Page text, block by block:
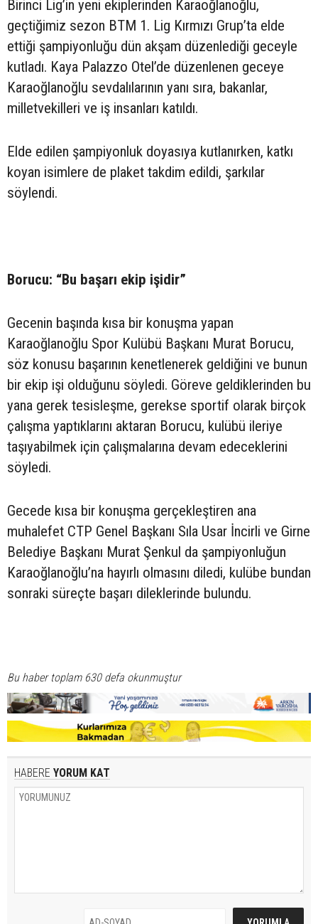
Birinci Lig’in yeni ekiplerinden Karaoğlanoğlu,
geçtiğimiz sezon BTM 1. Lig Kırmızı Grup’ta elde
ettiği şampiyonluğu dün akşam düzenlediği geceyle
kutladı. Kaya Palazzo Otel’de düzenlenen geceye
Karaoğlanoğlu sevdalılarının yanı sıra, bakanlar,
milletvekilleri ve iş insanları katıldı.
Elde edilen şampiyonluk doyasıya kutlanırken, katkı
koyan isimlere de plaket takdim edildi, şarkılar
söylendi.
Borucu: “Bu başarı ekip işidir”
Gecenin başında kısa bir konuşma yapan
Karaoğlanoğlu Spor Kulübü Başkanı Murat Borucu,
söz konusu başarının kenetlenerek geldiğini ve bunun
bir ekip işi olduğunu söyledi. Göreve geldiklerinden bu
yana gerek tesisleşme, gerekse sportif olarak birçok
çalışma yaptıklarını aktaran Borucu, kulübü ileriye
taşıyabilmek için çalışmalarına devam edeceklerini
söyledi.
Gecede kısa bir konuşma gerçekleştiren ana
muhalefet CTP Genel Başkanı Sıla Usar İncirli ve Girne
Belediye Başkanı Murat Şenkul da şampiyonluğun
Karaoğlanoğlu’na hayırlı olmasını diledi, kulübe bundan
sonraki süreçte başarı dileklerinde bulundu.
Bu haber toplam 630 defa okunmuştur
HABERE YORUM KAT